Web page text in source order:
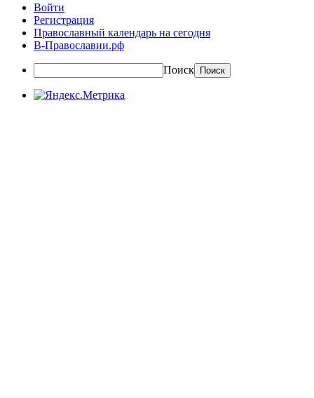
Войти
Регистрация
Православный календарь на сегодня
В-Православии.рф
Поиск